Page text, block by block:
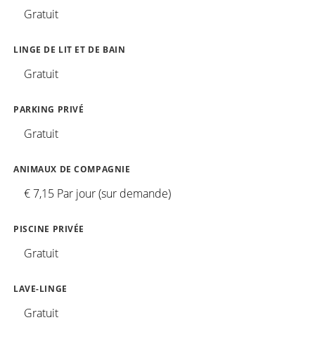
Gratuit
LINGE DE LIT ET DE BAIN
Gratuit
PARKING PRIVÉ
Gratuit
ANIMAUX DE COMPAGNIE
€ 7,15 Par jour (sur demande)
PISCINE PRIVÉE
Gratuit
LAVE-LINGE
Gratuit